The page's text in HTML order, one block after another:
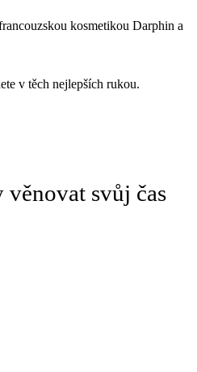
kosmetikou Darphin a
v těch nejlepších rukou.
svůj čas